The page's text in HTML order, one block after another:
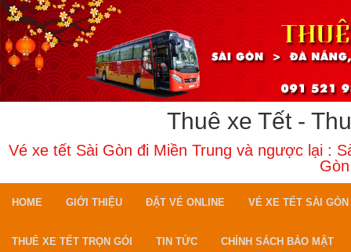
Thuê xe Tết -
Vé xe tết Sài Gòn đi Miền Trung và ngược lại :
HOME GIỚI THIỆU ĐẶT VÉ ONLINE VÉ XE TẾT SÀI GÒN
THUÊ XE TẾT TRỌN GÓI TIN TỨC CHÍNH SÁCH BẢO MẬT